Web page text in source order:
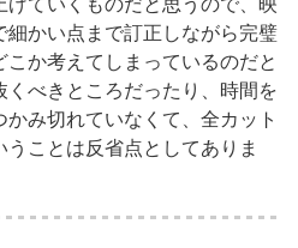
かい点まで訂正しながら完璧
か考えてしまっているのだと
べきところだったり、時間を
み切れていなくて、全カット
ことは反省点としてありま